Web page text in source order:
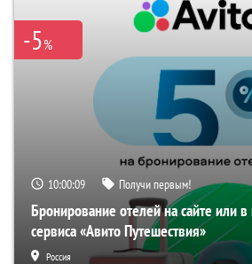
-5%
10:00:08 Получи первым!
Бронирование отелей на сайте или
сервиса «Авито Путешествия»
Россия